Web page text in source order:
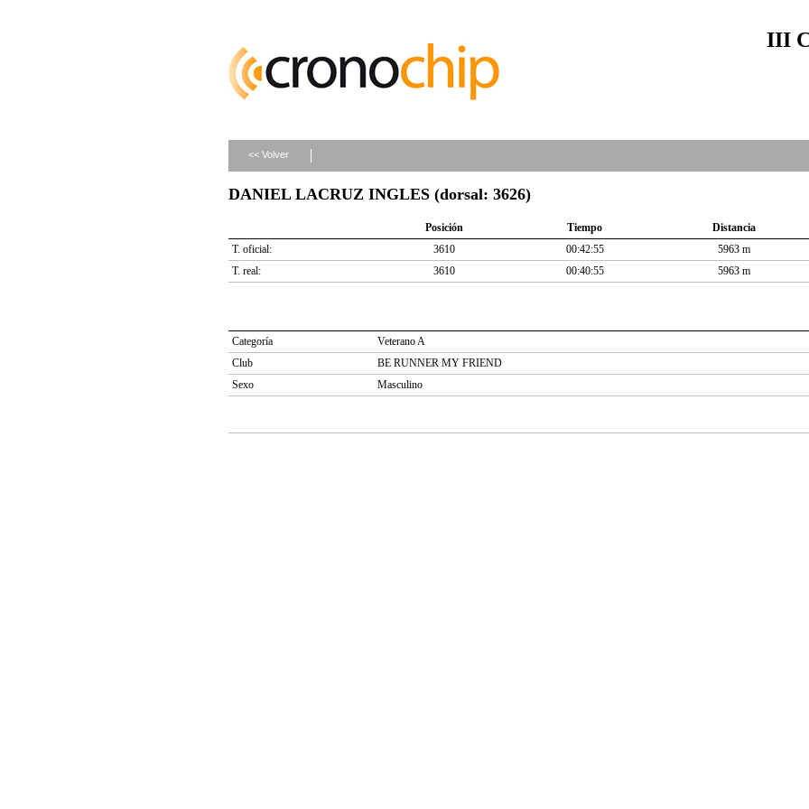
III
<< Volver
DANIEL LACRUZ INGLES (dorsal: 3626)
Posición Tiempo Distancia
T. oficial:
3610 00:42:55 5963 m
T. real:
3610 00:40:55 5963 m
Categoría
Veterano A
Club
BE RUNNER MY FRIEND
Sexo
Masculino